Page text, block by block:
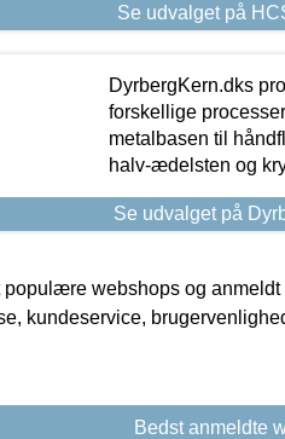
Se udvalget på
DyrbergKern.dks
forskellige
metalbasen til
halv-ædelsten og
Se udvalget på
webshops og
kundeservice,
Bedst anmeldte